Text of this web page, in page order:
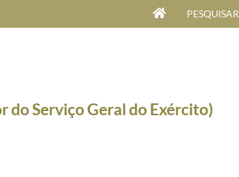
PESQUISAR
do Serviço Geral do Exército)